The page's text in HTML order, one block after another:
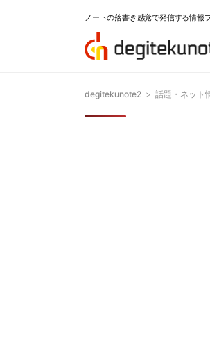
ノートの落書き感覚で発信する情報
degitekunote2 > 話題・ネット